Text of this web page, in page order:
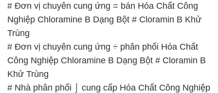
# Đơn vị chuyên cung ứng = bán Hóa Chất Công
Nghiệp Chloramine B Dạng Bột # Cloramin B Khử
Trùng
# Đơn vị chuyên cung ứng ÷ phân phối Hóa Chất
Công Nghiệp Chloramine B Dạng Bột # Cloramin B
Khử Trùng
# Nhà phân phối ⌡ cung cấp Hóa Chất Công Nghiệp